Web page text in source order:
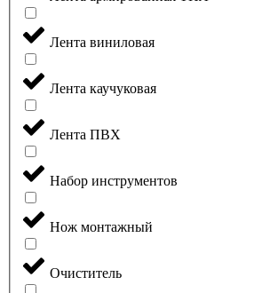
Лента виниловая
Лента каучуковая
Лента ПВХ
Набор инструментов
Нож монтажный
Очиститель